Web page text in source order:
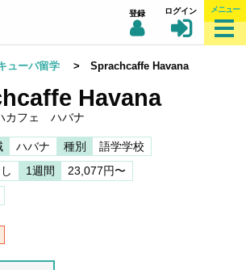
登録 ログイン メニュー
ューバ留学 > Sprachcaffe Havana
Havana
カフェ ハバナ
ハバナ 種別
語学学校
1週間
23,077円〜